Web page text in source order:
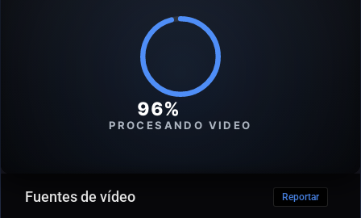
96%
PROCESANDO VIDEO
Fuentes de vídeo Reportar